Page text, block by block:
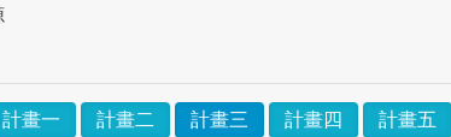
計畫一 計畫二 計畫三 計畫四 計畫五